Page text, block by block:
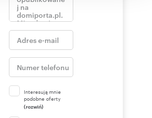
Interesują mnie
podobne oferty
(rozwiń)